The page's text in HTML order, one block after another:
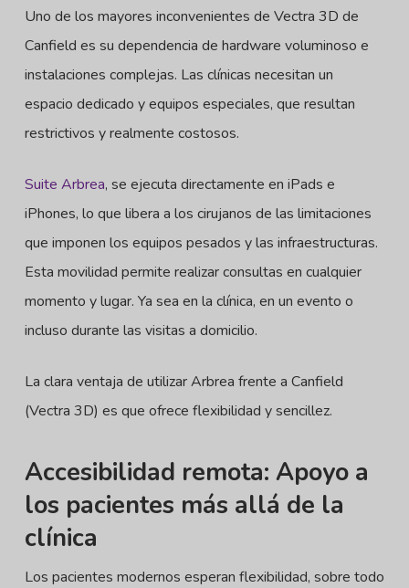
Uno de los mayores inconvenientes de Vectra 3D de
Canfield es su dependencia de hardware voluminoso e
instalaciones complejas. Las clínicas necesitan un
espacio dedicado y equipos especiales, que resultan
restrictivos y realmente costosos.
Suite Arbrea, se ejecuta directamente en iPads e
iPhones, lo que libera a los cirujanos de las limitaciones
que imponen los equipos pesados y las infraestructuras.
Esta movilidad permite realizar consultas en cualquier
momento y lugar. Ya sea en la clínica, en un evento o
incluso durante las visitas a domicilio.
La clara ventaja de utilizar Arbrea frente a Canfield
(Vectra 3D) es que ofrece flexibilidad y sencillez.
Accesibilidad remota: Apoyo a
los pacientes más allá de la
clínica
Los pacientes modernos esperan flexibilidad, sobre todo